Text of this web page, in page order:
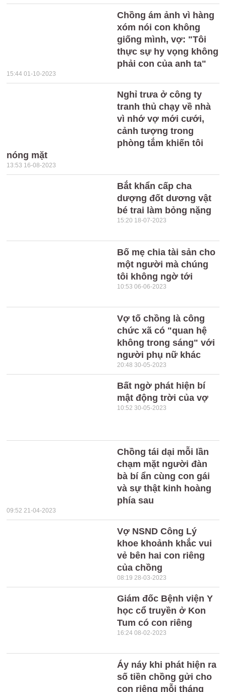
Chồng ám ảnh vì hàng
xóm nói con không
giống mình, vợ: "Tôi
thực sự hy vọng không
phải con của anh ta"
15:44 01-10-2023
Nghỉ trưa ở công ty
tranh thủ chạy về nhà
vì nhớ vợ mới cưới,
cảnh tượng trong
phòng tắm khiến tôi
nóng mặt
13:53 16-08-2023
Bắt khẩn cấp cha
dượng đốt dương vật
bé trai làm bỏng nặng
15:20 18-07-2023
Bố mẹ chia tài sản cho
một người mà chúng
tôi không ngờ tới
10:53 06-06-2023
Vợ tố chồng là công
chức xã có "quan hệ
không trong sáng" với
người phụ nữ khác
20:48 30-05-2023
Bất ngờ phát hiện bí
mật động trời của vợ
10:52 30-05-2023
Chồng tái dại mỗi lần
chạm mặt người đàn
bà bí ẩn cùng con gái
và sự thật kinh hoàng
phía sau
09:52 21-04-2023
Vợ NSND Công Lý
khoe khoảnh khắc vui
vẻ bên hai con riêng
của chồng
08:19 28-03-2023
Giám đốc Bệnh viện Y
học cổ truyền ở Kon
Tum có con riêng
16:24 08-02-2023
Áy náy khi phát hiện ra
số tiền chồng gửi cho
con riêng mỗi tháng